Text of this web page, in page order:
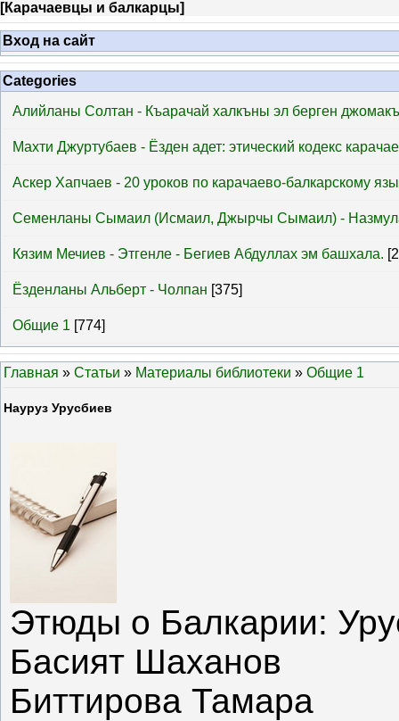
[Карачаевцы и балкарцы]
Вход на сайт
Categories
Алийланы Солтан - Къарачай халкъны эл берген
Махти Джуртубаев - Ёзден адет: этический кодекс
Аскер Хапчаев - 20 уроков по карачаево-балкарскому
Семенланы Сымаил (Исмаил, Джырчы Сымаил) -
Кязим Мечиев - Этгенле - Бегиев Абдуллах эм башхала.
Ёзденланы Альберт - Чолпан [375]
Общие 1 [774]
Главная » Статьи » Материалы библиотеки » Общие 1
Науруз Урусбиев
Этюды о Балкарии:
Басият Шаханов
Биттирова Тамара